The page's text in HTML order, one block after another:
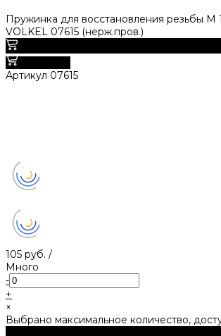
Пружинка для восстановления резьбы M
VOLKEL 07615 (нерж.пров.)
Артикул 07615
105 руб. /
Много
-
+
×
Выбрано максимальное количество,